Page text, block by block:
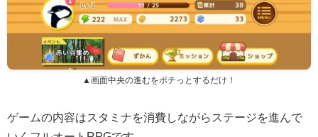
▲画面中央の進むをポチっとするだけ！
ゲームの内容はスタミナを消費しながらステージを進んで